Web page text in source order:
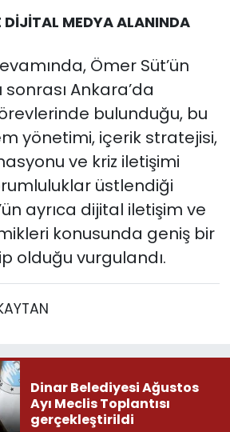
DİJİTAL MEDYA ALANINDA
Ömer Süt’ün
Ankara’da
bulunduğu, bu
yönetimi, içerik stratejisi,
ve kriz iletişimi
üstlendiği
ayrıca dijital iletişim ve
konusunda geniş bir
olduğu vurgulandı.
Dinar Belediyesi Ağustos
Ayı Meclis Toplantısı
gerçekleştirildi